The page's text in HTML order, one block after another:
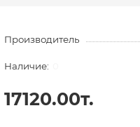
Производитель
17120.00т.